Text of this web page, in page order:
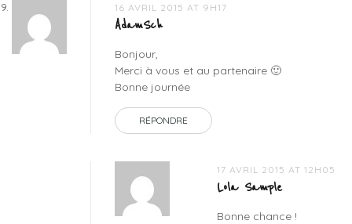
16 AVRIL 2015 AT 9H17
AdamSch
Bonjour,
Merci à vous et au partenaire 🙂
Bonne journée
RÉPONDRE
17 AVRIL 2015 AT 12H05
Lola Sample
Bonne chance !